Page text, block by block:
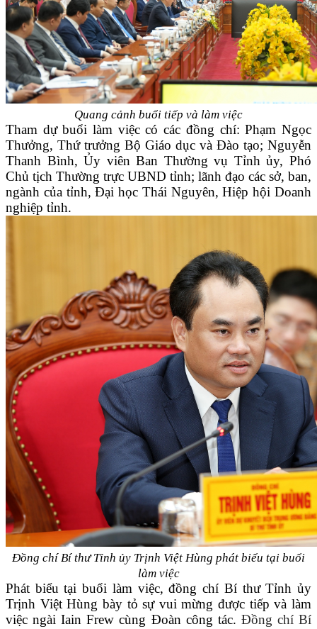
Quang cảnh buổi tiếp và làm việc
Tham dự buổi làm việc có các đồng chí: Phạm Ngọc
Thưởng, Thứ trưởng Bộ Giáo dục và Đào tạo; Nguyễn
Thanh Bình, Ủy viên Ban Thường vụ Tỉnh ủy, Phó
Chủ tịch Thường trực UBND tỉnh; lãnh đạo các sở, ban,
ngành của tỉnh, Đại học Thái Nguyên, Hiệp hội Doanh
nghiệp tỉnh.
Đồng chí Bí thư Tỉnh ủy Trịnh Việt Hùng phát biểu tại buổi
làm việc
Phát biểu tại buổi làm việc, đồng chí Bí thư Tỉnh ủy
Trịnh Việt Hùng bày tỏ sự vui mừng được tiếp và làm
việc ngài Iain Frew cùng Đoàn công tác. Đồng chí Bí